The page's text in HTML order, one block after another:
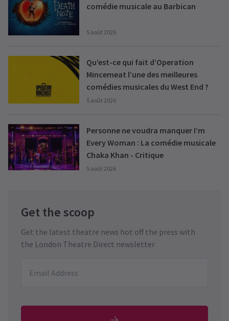
comédie musicale au Barbican
5 août 2026
Qu’est-ce qui fait d’Operation
Mincemeat l’une des meilleures
comédies musicales du West End ?
5 août 2026
Personne ne voudra manquer I’m
Every Woman : La comédie musicale
Chaka Khan - Critique
5 août 2026
Get the scoop
Get the latest theatre news hot off the press with
the London Theatre Direct newsletter